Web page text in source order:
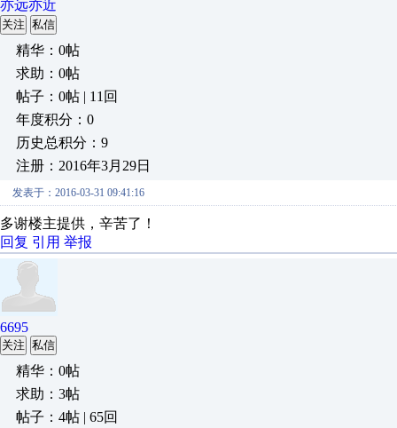
亦远亦近
关注 私信
精华：0帖
求助：0帖
帖子：0帖 | 11回
年度积分：0
历史总积分：9
注册：2016年3月29日
发表于：2016-03-31 09:41:16
多谢楼主提供，辛苦了！
回复 引用 举报
6695
关注 私信
精华：0帖
求助：3帖
帖子：4帖 | 65回